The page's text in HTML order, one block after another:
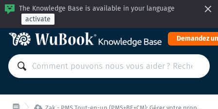
The Knowledge Base is available in your language
activate
Demandez